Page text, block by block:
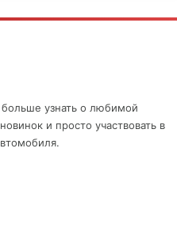
узнать о любимой
и просто участвовать в